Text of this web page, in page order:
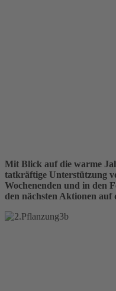
Mit Blick auf die warme
tatkräftige Unterstützung
Wochenenden und in den
den nächsten Aktionen auf